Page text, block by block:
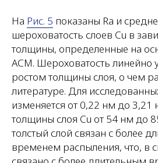
На Рис. 5 показаны Ra и
шероховатость слоев Cu в
толщины, определенные на
АСМ. Шероховатость линейно
ростом толщины слоя, о чем
литературе. Для
изменяется от 0,22 нм до
толщины слоя Cu от 54 нм до
толстый слой связан с более
временем распыления, что, в